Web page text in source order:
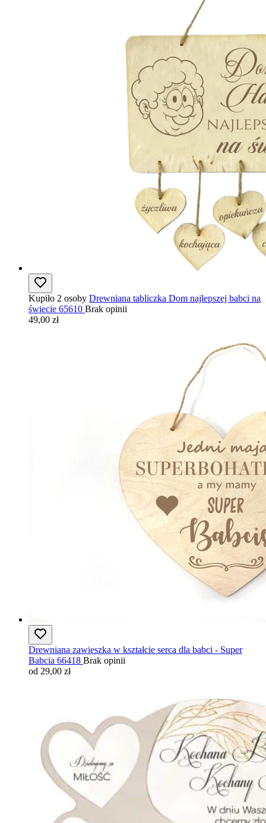
Kupiło 2 osoby Drewniana tabliczka Dom najlepszej babci na
świecie 65610 Brak opinii
49,00 zł
Drewniana zawieszka w kształcie serca dla babci - Super
Babcia 66418 Brak opinii
od 29,00 zł